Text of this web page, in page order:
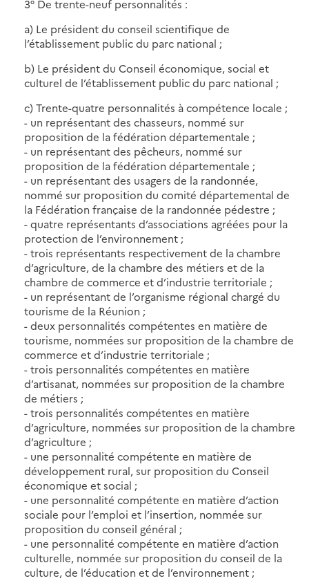
3° De trente-neuf personnalités :
a) Le président du conseil scientifique de
l’établissement public du parc national ;
b) Le président du Conseil économique, social et
culturel de l’établissement public du parc national ;
c) Trente-quatre personnalités à compétence locale ;
- un représentant des chasseurs, nommé sur
proposition de la fédération départementale ;
- un représentant des pêcheurs, nommé sur
proposition de la fédération départementale ;
- un représentant des usagers de la randonnée,
nommé sur proposition du comité départemental de
la Fédération française de la randonnée pédestre ;
- quatre représentants d’associations agréées pour la
protection de l’environnement ;
- trois représentants respectivement de la chambre
d’agriculture, de la chambre des métiers et de la
chambre de commerce et d’industrie territoriale ;
- un représentant de l’organisme régional chargé du
tourisme de la Réunion ;
- deux personnalités compétentes en matière de
tourisme, nommées sur proposition de la chambre de
commerce et d’industrie territoriale ;
- trois personnalités compétentes en matière
d’artisanat, nommées sur proposition de la chambre
de métiers ;
- trois personnalités compétentes en matière
d’agriculture, nommées sur proposition de la chambre
d’agriculture ;
- une personnalité compétente en matière de
développement rural, sur proposition du Conseil
économique et social ;
- une personnalité compétente en matière d’action
sociale pour l’emploi et l’insertion, nommée sur
proposition du conseil général ;
- une personnalité compétente en matière d’action
culturelle, nommée sur proposition du conseil de la
culture, de l’éducation et de l’environnement ;